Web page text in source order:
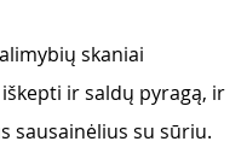
skaniai
ir saldų pyragą, ir
sausainėlius su sūriu.